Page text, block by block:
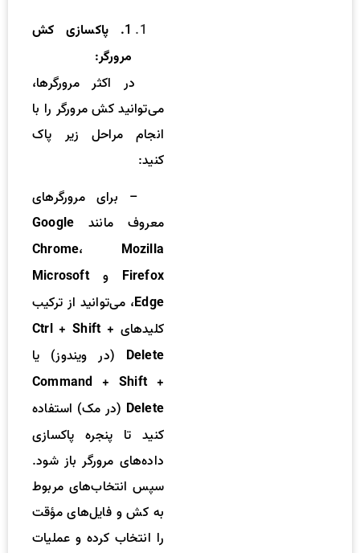
1. پاکسازی کش
مرورگر:
در اکثر مرورگرها،
می‌توانید کش مرورگر را با
انجام مراحل زیر پاک
کنید:
– برای مرورگرهای
معروف مانند Google
Chrome، Mozilla
Firefox وMicrosoft
Edge، می‌توانید از ترکیب
کلیدهای Ctrl + Shift +
Delete (در ویندوز) یا
Command + Shift +
Delete (در مک) استفاده
کنید تا پنجره پاکسازی
داده‌های مرورگر باز شود.
سپس انتخاب‌های مربوط
به کش و فایل‌های مؤقت
را انتخاب کرده و عملیات